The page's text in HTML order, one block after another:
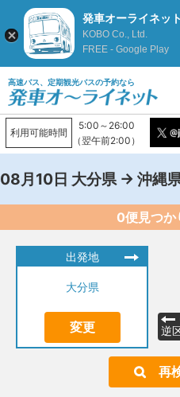
高速バス、定期観光バスの予約なら
利用可能時間
5:00～26:00
（翌午前2:00）
08月10日 大分県 → 沖縄
0便見つか
出発地
大分県
変更 逆
再
発車オーライネット
KOBO Co., Ltd.
FREE - Google Play